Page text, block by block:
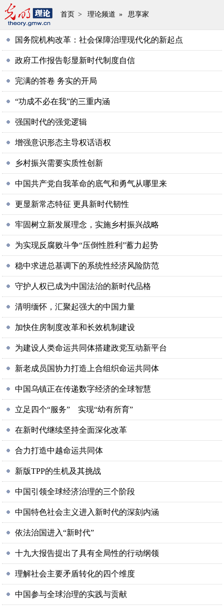
首页 > 理论频道 » 思享家
国务院机构改革：社会保障治理现代化的新起点
政府工作报告彰显新时代制度自信
完满的答卷 务实的开局
“功成不必在我”的三重内涵
强国时代的强党逻辑
增强意识形态主导权话语权
乡村振兴需要实质性创新
中国共产党自我革命的底气和勇气从哪里来
更显新常态特征 更具新时代韧性
牢固树立新发展理念，实施乡村振兴战略
为实现反腐败斗争“压倒性胜利”蓄力起势
稳中求进总基调下的系统性经济风险防范
守护人权已成为中国法治的新时代品格
清明缅怀，汇聚起强大的中国力量
加快住房制度改革和长效机制建设
为建设人类命运共同体搭建政党互动新平台
新老成员国协力打造上合组织命运共同体
中国乌镇正在传递数字经济的全球智慧
立足四个“服务” 实现“幼有所育”
在新时代继续坚持全面深化改革
合力打造中越命运共同体
新版TPP的生机及其挑战
中国引领全球经济治理的三个阶段
中国特色社会主义进入新时代的深刻内涵
依法治国进入“新时代”
十九大报告提出了具有全局性的行动纲领
理解社会主要矛盾转化的四个维度
中国参与全球治理的实践与贡献